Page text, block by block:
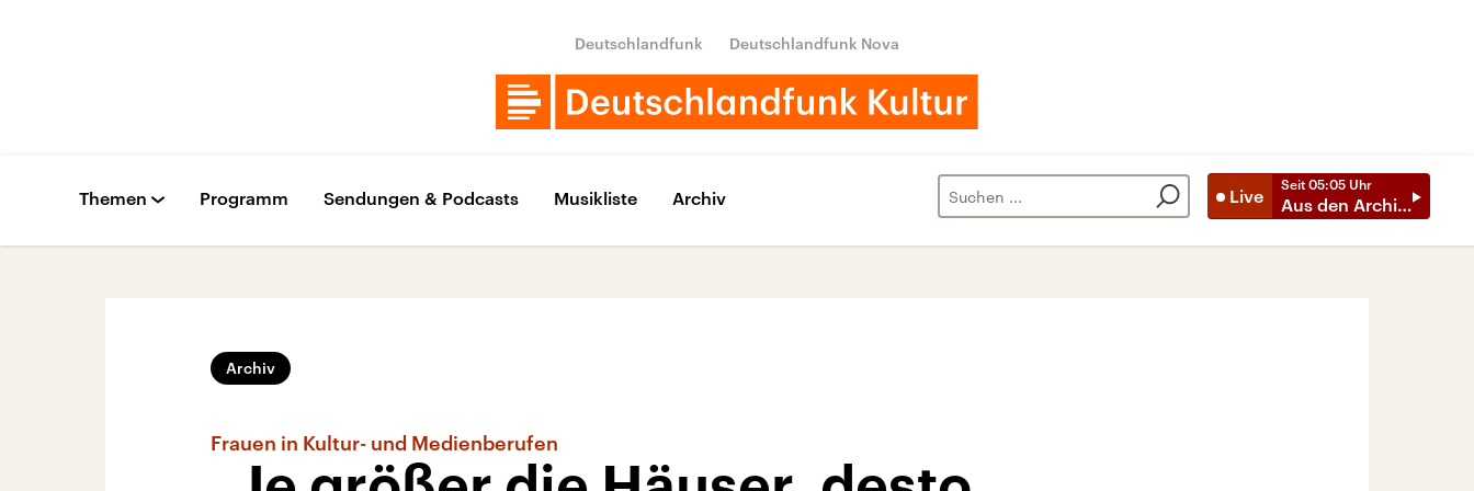
Deutschlandfunk Deutschlandfunk Nova
Live
Seit 05:05 Uhr
Aus den Archiven
Themen Programm Sendungen & Podcasts Musikliste Archiv
Archiv
Frauen in Kultur- und Medienberufen